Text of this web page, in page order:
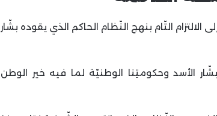
التّام بنهج النّظام الحاكم الذي يقوده بشّار
الأسد وحكومتِنا الوطنيّة لما فيه خير الوطن